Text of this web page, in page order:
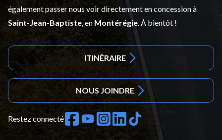
également passer nous voir directement en concession à
Saint-Jean-Baptiste , en Montérégie . À bientôt !
ITINÉRAIRE
NOUS JOINDRE
Restez connecté